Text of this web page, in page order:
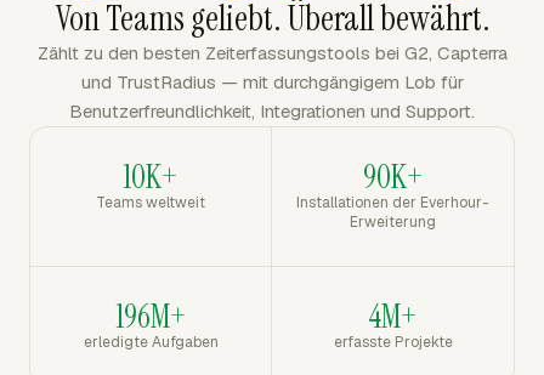
Von Teams geliebt. Überall bewährt.
Zählt zu den besten Zeiterfassungstools bei G2, Capterra
und TrustRadius — mit durchgängigem Lob für
Benutzerfreundlichkeit, Integrationen und Support.
10K+
Teams weltweit
90K+
Installationen der Everhour-
Erweiterung
196M+
erledigte Aufgaben
4M+
erfasste Projekte